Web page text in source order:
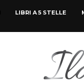
LIBRI A 5 STELLE